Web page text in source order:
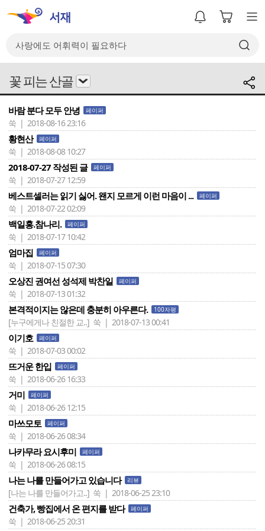
꽃 피는 산골
바람 분다 모두 안녕 페이퍼
쑥 | 2018-08-16 23:16
황현산 페이퍼
쑥 | 2018-08-08 10:27
2018-07-27 작성된 글 페이퍼
쑥 | 2018-07-27 12:59
베스트셀러는 읽기 싫어. 왠지 모르게 이런 마음이 ... 페이퍼
쑥 | 2018-07-22 02:09
백일홍.참나리. 페이퍼
쑥 | 2018-07-17 10:42
엄마집 페이퍼
쑥 | 2018-07-15 07:30
오상진 권여선 성석제 박찬일 페이퍼
쑥 | 2018-07-13 01:32
본격적이지는 않은데 충분히 아우른다. 100자평
[누구에게나 친절한 교..] 쑥 | 2018-07-13 00:41
이기호 페이퍼
쑥 | 2018-07-03 00:02
뜨거운 한입 페이퍼
쑥 | 2018-06-26 16:33
거미 페이퍼
쑥 | 2018-06-26 12:15
마쓰모토 페이퍼
쑥 | 2018-06-26 08:34
나카무라 요시후미 페이퍼
쑥 | 2018-06-26 08:15
나는 나를 만들어가고 있습니다 리뷰
[나는 나를 만들어가고..] 쑥 | 2018-06-25 23:10
건축가, 빵집에서 온 편지를 받다 페이퍼
쑥 | 2018-06-25 20:31